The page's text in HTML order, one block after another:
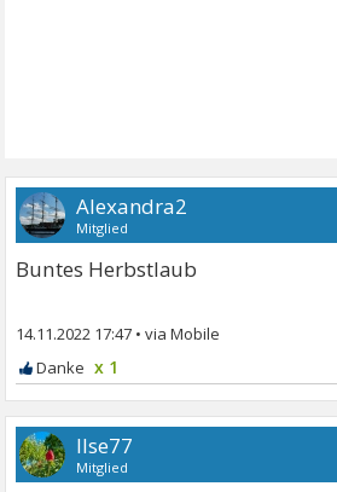
Alexandra2
Mitglied
Buntes Herbstlaub
14.11.2022 17:47 •
x 1
Ilse77
Mitglied